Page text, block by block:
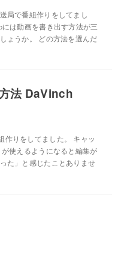
局で番組作りをしてまし
は動画を書き出す方法が三
ょうか。 どの方法を選んだ
法 DaVinch
作りをしてました。 キャッ
使えるようになると編集が
た」と感じたことありませ